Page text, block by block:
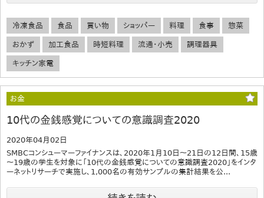
冷凍食品 食品 買い物 ショッパー 料理 食事 惣菜
おかず 加工食品 時短料理 流通・小売 調理器具
キッチン家電
お金
10代の金銭感覚についての意識調査2020
2020年04月02日
SMBCコンシューマーファイナンスは、2020年1月10日～21日の12日間、15歳
～19歳の学生を対象に「10代の金銭感覚についての意識調査2020」をインタ
ーネットリサーチで実施し、1,000名の有効サンプルの集計結果を公...